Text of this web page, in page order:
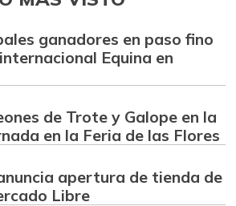
ganadores en paso fino
Equina en
de Trote y Galope en la
en la Feria de las Flores
apertura de tienda de
Libre